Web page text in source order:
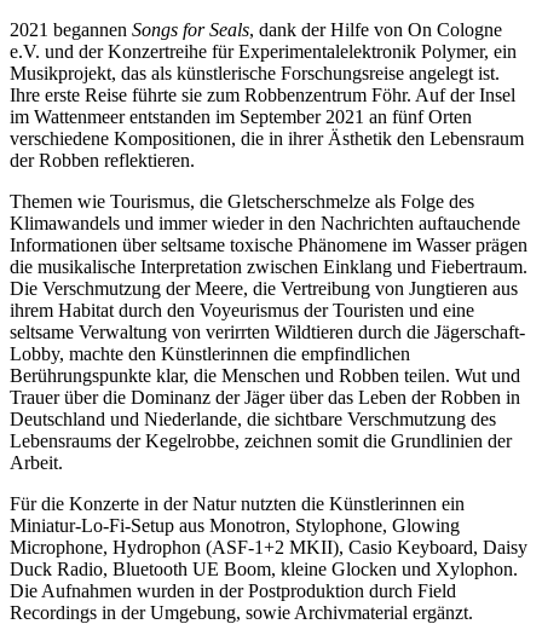
2021 begannen Songs for Seals, dank der Hilfe von On Cologne
e.V. und der Konzertreihe für Experimentalelektronik Polymer, ein
Musikprojekt, das als künstlerische Forschungsreise angelegt ist.
Ihre erste Reise führte sie zum Robbenzentrum Föhr. Auf der Insel
im Wattenmeer entstanden im September 2021 an fünf Orten
verschiedene Kompositionen, die in ihrer Ästhetik den Lebensraum
der Robben reflektieren.
Themen wie Tourismus, die Gletscherschmelze als Folge des
Klimawandels und immer wieder in den Nachrichten auftauchende
Informationen über seltsame toxische Phänomene im Wasser prägen
die musikalische Interpretation zwischen Einklang und Fiebertraum.
Die Verschmutzung der Meere, die Vertreibung von Jungtieren aus
ihrem Habitat durch den Voyeurismus der Touristen und eine
seltsame Verwaltung von verirrten Wildtieren durch die Jägerschaft-
Lobby, machte den Künstlerinnen die empfindlichen
Berührungspunkte klar, die Menschen und Robben teilen. Wut und
Trauer über die Dominanz der Jäger über das Leben der Robben in
Deutschland und Niederlande, die sichtbare Verschmutzung des
Lebensraums der Kegelrobbe, zeichnen somit die Grundlinien der
Arbeit.
Für die Konzerte in der Natur nutzten die Künstlerinnen ein
Miniatur-Lo-Fi-Setup aus Monotron, Stylophone, Glowing
Microphone, Hydrophon (ASF-1+2 MKII), Casio Keyboard, Daisy
Duck Radio, Bluetooth UE Boom, kleine Glocken und Xylophon.
Die Aufnahmen wurden in der Postproduktion durch Field
Recordings in der Umgebung, sowie Archivmaterial ergänzt.